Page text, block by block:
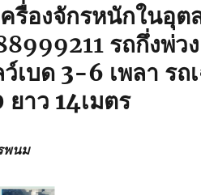
รื่องจักรหนักในอุต
รถกึ่งพ่ว
ว์เบด 3-6 เพลา รถ
ยาว 14เมตร
พนม